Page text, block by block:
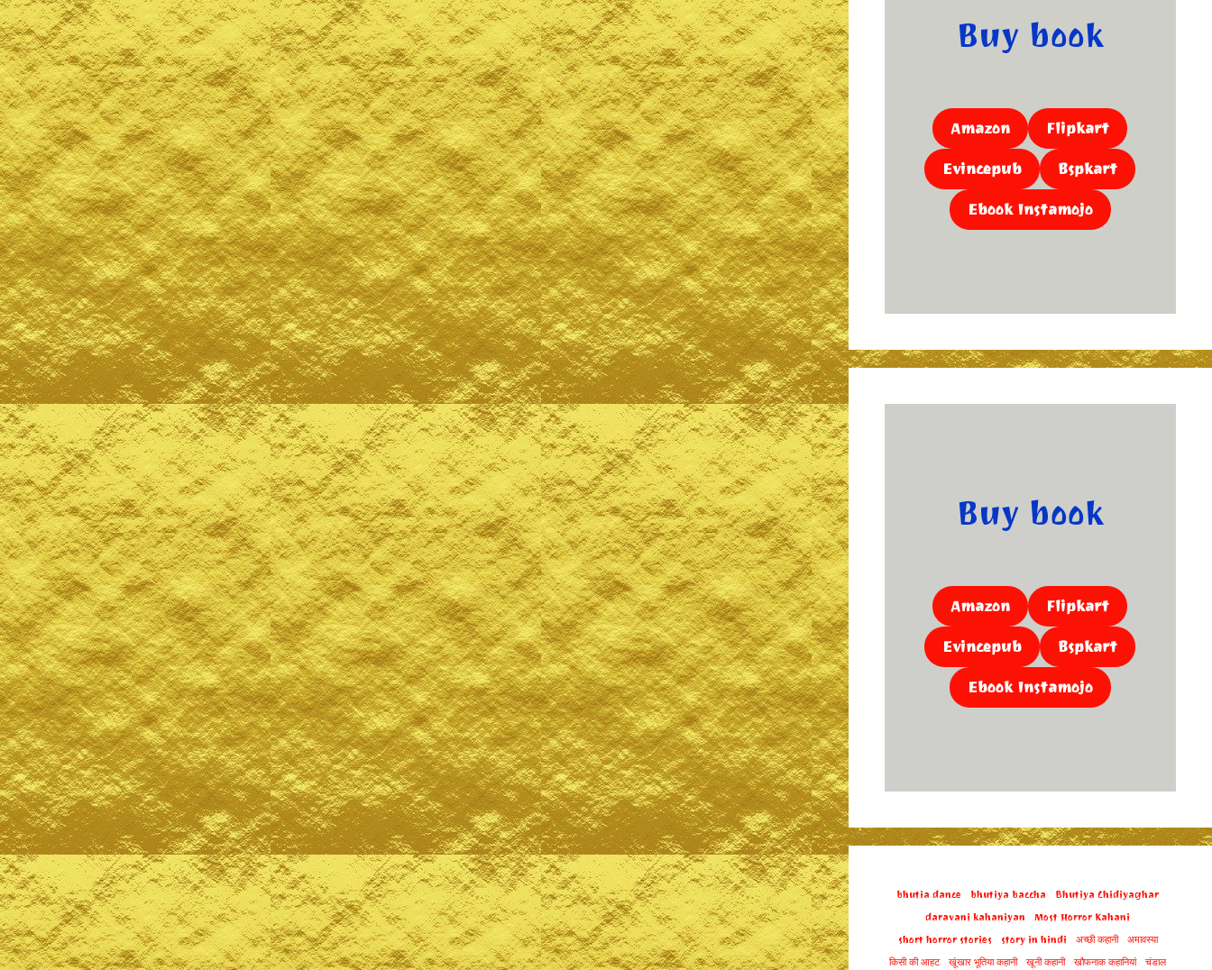
Buy book
Amazon
Flipkart
Evincepub
Bspkart
Ebook Instamojo
Buy book
Amazon
Flipkart
Evincepub
Bspkart
Ebook Instamojo
bhutia dance bhutiya baccha
Bhutiya Chidiyaghar
daravani kahaniyan
Most Horror Kahani
short horror stories
story in hindi अच्छी कहानी
अमावस्या
किसी की आहट
खूंखार भूतिया कहानी खूनी कहानी खौफनाक कहानियां
चंडाल